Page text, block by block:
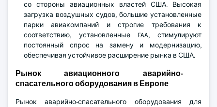
со стороны авиационных властей США. Высокая
загрузка воздушных судов, большие установленные
парки авиакомпаний и строгие требования к
соответствию, установленные FAA, стимулируют
постоянный спрос на замену и модернизацию,
обеспечивая устойчивое расширение рынка в США.
Рынок авиационного аварийно-
спасательного оборудования в Европе
Рынок аварийно-спасательного оборудования для